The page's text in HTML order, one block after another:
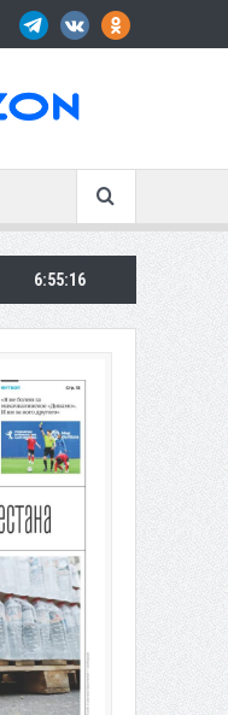
Махачкалинское
6:55:18